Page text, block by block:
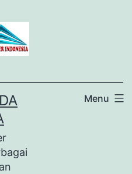
Menu